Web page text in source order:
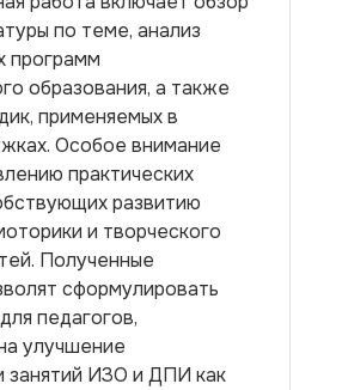
по теме, анализ
программ
образования, а также
применяемых в
Особое внимание
практических
развитию
и творческого
Полученные
сформулировать
педагогов,
улучшение
занятий ИЗО и ДПИ как